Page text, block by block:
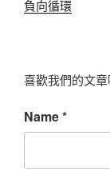
負向循環
喜歡我們的文
Name*